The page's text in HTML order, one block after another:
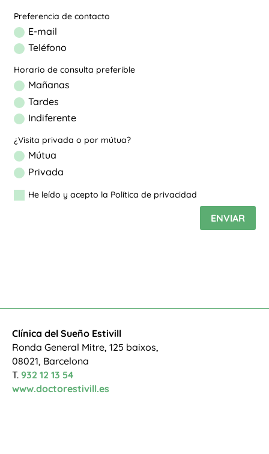
Preferencia de contacto
E-mail
Teléfono
Horario de consulta preferible
Mañanas
Tardes
Indiferente
¿Visita privada o por mútua?
Mútua
Privada
He leído y acepto la Política de privacidad
ENVIAR
Clínica del Sueño Estivill
Ronda General Mitre, 125 baixos,
08021, Barcelona
T. 932 12 13 54
www.doctorestivill.es